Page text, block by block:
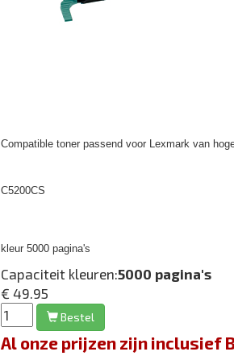
Compatible toner passend voor Lexmark van
C5200CS
kleur 5000 pagina's
Capaciteit kleuren:5000 pagina's
€ 49.95
Bestel
Al onze prijzen zijn inclusief